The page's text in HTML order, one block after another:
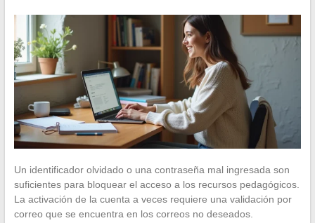
Un identificador olvidado o una contraseña mal ingresada son
suficientes para bloquear el acceso a los recursos pedagógicos.
La activación de la cuenta a veces requiere una validación por
correo que se encuentra en los correos no deseados.